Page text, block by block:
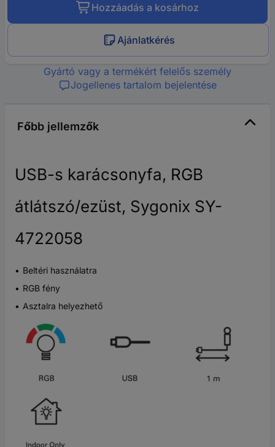
Hozzáadás a kosárhoz
Ajánlatkérés
Gyártó vagy a termékért felelős személy
Jogellenes tartalom bejelentése
Főbb jellemzők
USB-s karácsonyfa, RGB
átlátszó/ezüst, Sygonix SY-
4722058
Beltéri használatra
RGB fény
Asztalra helyezhető